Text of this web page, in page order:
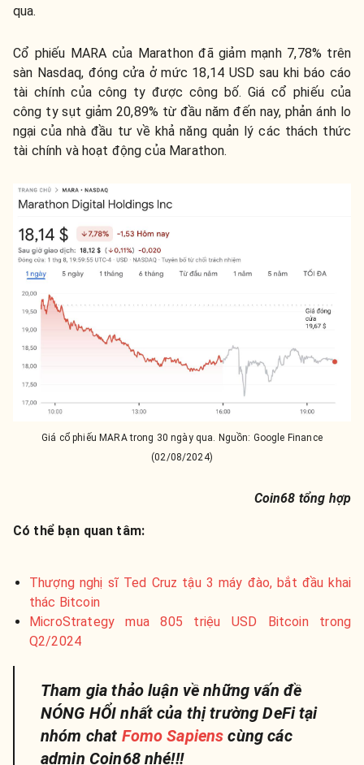
qua.
Cổ phiếu MARA của Marathon đã giảm mạnh 7,78% trên
sàn Nasdaq, đóng cửa ở mức 18,14 USD sau khi báo cáo
tài chính của công ty được công bố. Giá cổ phiếu của
công ty sụt giảm 20,89% từ đầu năm đến nay, phản ánh lo
ngại của nhà đầu tư về khả năng quản lý các thách thức
tài chính và hoạt động của Marathon.
Giá cổ phiếu MARA trong 30 ngày qua. Nguồn: Google Finance
(02/08/2024)
Coin68 tổng hợp
Có thể bạn quan tâm:
​​Thượng nghị sĩ Ted Cruz tậu 3 máy đào, bắt đầu khai
thác Bitcoin
MicroStrategy mua 805 triệu USD Bitcoin trong
Q2/2024
Tham gia thảo luận về những vấn đề
NÓNG HỔI nhất của thị trường DeFi tại
nhóm chat Fomo Sapiens cùng các
admin Coin68 nhé!!!